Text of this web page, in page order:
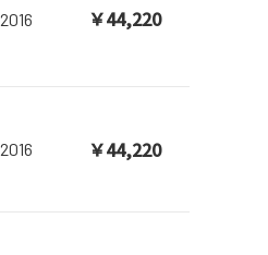
2016 ￥44,220
2016 ￥44,220